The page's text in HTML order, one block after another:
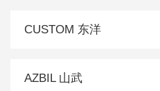
CUSTOM 东洋
AZBIL 山武